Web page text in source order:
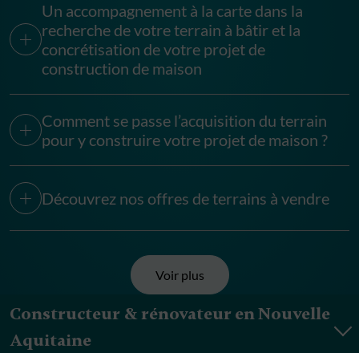
Un accompagnement à la carte dans la
recherche de votre terrain à bâtir et la
concrétisation de votre projet de
construction de maison
Comment se passe l’acquisition du terrain
pour y construire votre projet de maison ?
Découvrez nos offres de terrains à vendre
Voir plus
Constructeur & rénovateur en Nouvelle
Aquitaine